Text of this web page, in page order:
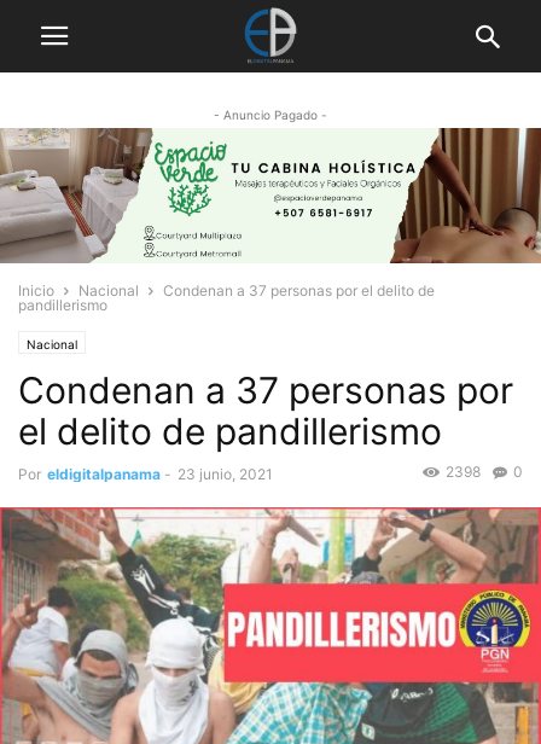
- Anuncio Pagado -
Inicio Nacional
Condenan a 37 personas por el delito de
pandillerismo
Nacional
Condenan a 37 personas por
el delito de pandillerismo
Por eldigitalpanama - 23 junio, 2021 0
2398